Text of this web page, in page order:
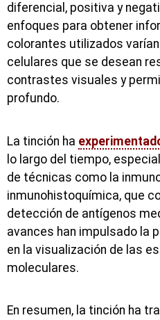
diferencial, positiva y
enfoques para obtener
colorantes utilizados
celulares que se desean
contrastes visuales y
profundo.
La tinción ha
lo largo del tiempo,
de técnicas como la
inmunohistoquímica, que
detección de antígenos
avances han impulsado la
en la visualización de las
moleculares.
En resumen, la tinción ha